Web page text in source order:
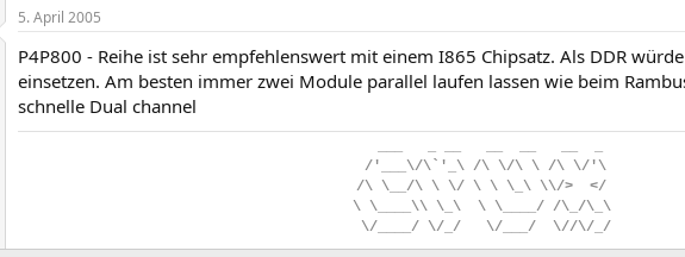
5. April 2005
P4P800 - Reihe ist sehr empfehlenswert mit einem I865 Chipsatz. Als DDR
einsetzen. Am besten immer zwei Module parallel laufen lassen wie beim
schnelle Dual channel
/'___\/\`'_\ /\ \/\ \ /\ \/'\
/\ \__/\ \ \/ \ \ \_\ \\/>
</
\. \____\\. \_\.. \. \____/ /\_/\_\
\/____/ \/_/ \/___/ \//\/_/